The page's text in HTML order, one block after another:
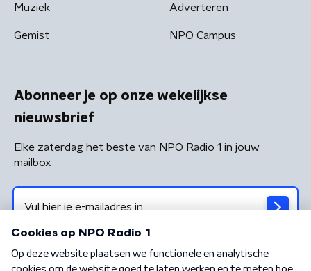
Muziek
Gemist
Adverteren
NPO Campus
Abonneer je op onze wekelijkse
nieuwsbrief
Elke zaterdag het beste van NPO Radio 1 in jouw
mailbox